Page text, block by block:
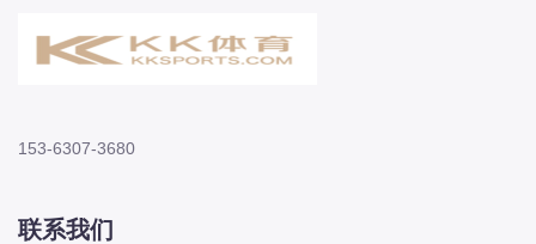
153-6307-3680
联系我们